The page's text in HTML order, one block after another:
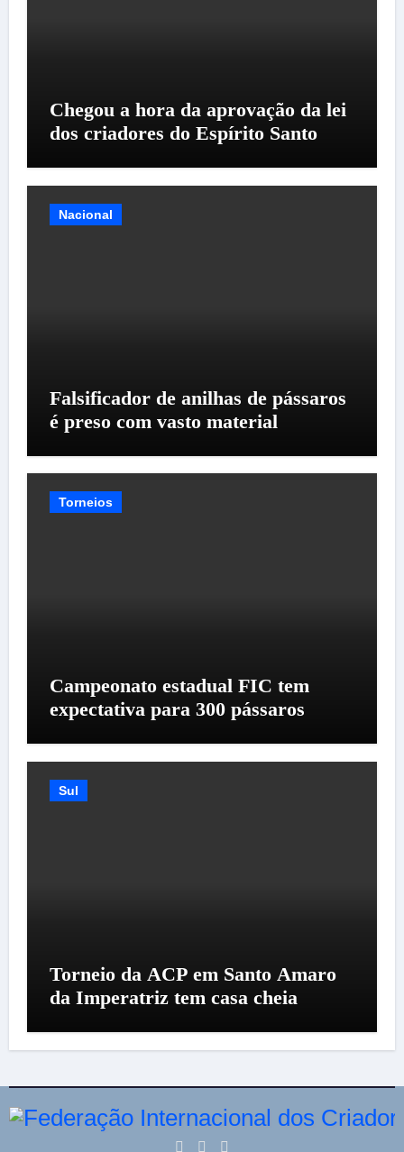
Chegou a hora da aprovação da lei
dos criadores do Espírito Santo
Nacional
Falsificador de anilhas de pássaros
é preso com vasto material
Torneios
Campeonato estadual FIC tem
expectativa para 300 pássaros
Sul
Torneio da ACP em Santo Amaro
da Imperatriz tem casa cheia